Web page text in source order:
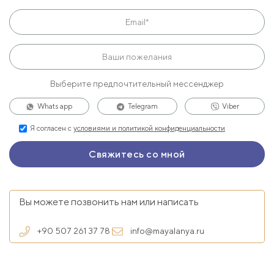
Выберите предпочтительный мессенджер
Whats app Telegram Viber
Я согласен с условиями и политикой конфиденциальности
Вы можете позвонить нам или написать
+90 507 261 37 78 info@mayalanya.ru